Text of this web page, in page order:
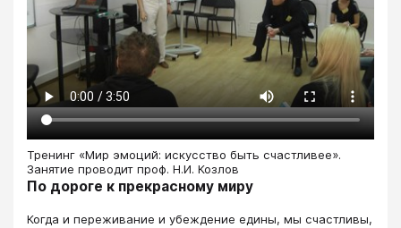
Тренинг «Мир эмоций: искусство быть счастливее».
Занятие проводит проф. Н.И. Козлов
По дороге к прекрасному миру
Когда и переживание и убеждение едины, мы счастливы,